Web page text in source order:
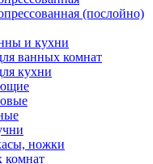
(послойно)
и кухни
ванных комнат
кухни
ножки
комнат